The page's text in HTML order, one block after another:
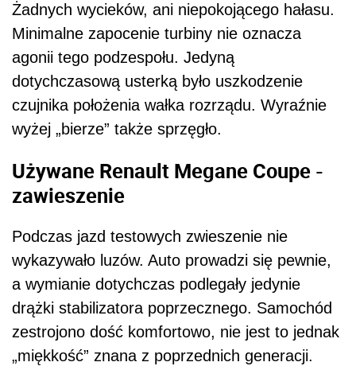
Żadnych wycieków, ani niepokojącego hałasu.
Minimalne zapocenie turbiny nie oznacza
agonii tego podzespołu. Jedyną
dotychczasową usterką było uszkodzenie
czujnika położenia wałka rozrządu. Wyraźnie
wyżej „bierze” także sprzęgło.
Używane Renault Megane Coupe -
zawieszenie
Podczas jazd testowych zwieszenie nie
wykazywało luzów. Auto prowadzi się pewnie,
a wymianie dotychczas podlegały jedynie
drążki stabilizatora poprzecznego. Samochód
zestrojono dość komfortowo, nie jest to jednak
„miękkość” znana z poprzednich generacji.